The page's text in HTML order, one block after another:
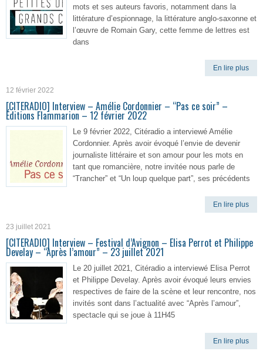
mots et ses auteurs favoris, notamment dans la
littérature d’espionnage, la littérature anglo-saxonne et
l’œuvre de Romain Gary, cette femme de lettres est
dans
En lire plus
12 février 2022
[CITERADIO] Interview – Amélie Cordonnier – “Pas ce soir” –
Éditions Flammarion – 12 février 2022
Le 9 février 2022, Citéradio a interviewé Amélie
Cordonnier. Après avoir évoqué l’envie de devenir
journaliste littéraire et son amour pour les mots en
tant que romancière, notre invitée nous parle de
“Trancher” et “Un loup quelque part”, ses précédents
En lire plus
23 juillet 2021
[CITERADIO] Interview – Festival d’Avignon – Elisa Perrot et Philippe
Develay – “Après l’amour” – 23 juillet 2021
Le 20 juillet 2021, Citéradio a interviewé Elisa Perrot
et Philippe Develay. Après avoir évoqué leurs envies
respectives de faire de la scène et leur rencontre, nos
invités sont dans l’actualité avec “Après l’amour”,
spectacle qui se joue à 11H45
En lire plus